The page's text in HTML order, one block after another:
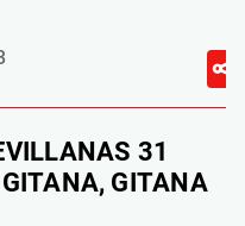
31
GITANA